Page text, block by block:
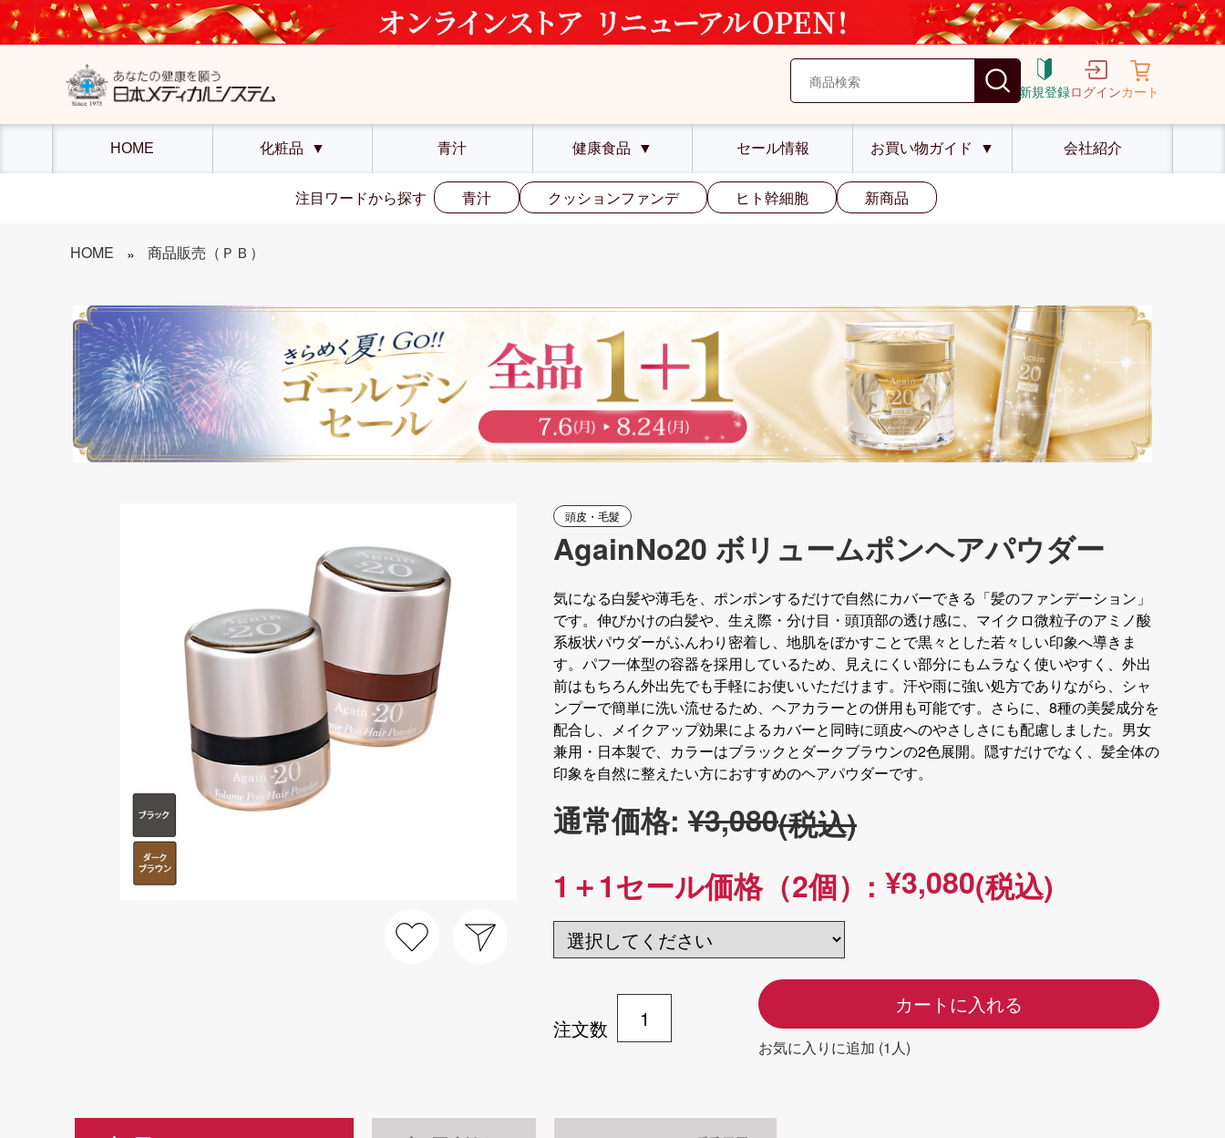
新規登録ログインカート
HOME 化粧品 ▼ 青汁 健康食品 ▼ セール情報 お買い物ガイド ▼ 会社紹介
注目ワードから探す 青汁 クッションファンデ ヒト幹細胞 新商品
HOME » 商品販売（ＰＢ）
頭皮・毛髮
AgainNo20 ボリュームポンヘアパウダー
気になる白髪や薄毛を、ポンポンするだけで自然にカバーできる「髪のファンデーション」
です。伸びかけの白髪や、生え際・分け目・頭頂部の透け感に、マイクロ微粒子のアミノ酸
系板状パウダーがふんわり密着し、地肌をぼかすことで黒々とした若々しい印象へ導きま
す。パフ一体型の容器を採用しているため、見えにくい部分にもムラなく使いやすく、外出
前はもちろん外出先でも手軽にお使いいただけます。汗や雨に強い処方でありながら、シャ
ンプーで簡単に洗い流せるため、ヘアカラーとの併用も可能です。さらに、8種の美髪成分を
配合し、メイクアップ効果によるカバーと同時に頭皮へのやさしさにも配慮しました。男女
兼用・日本製で、カラーはブラックとダークブラウンの2色展開。隠すだけでなく、髪全体の
印象を自然に整えたい方におすすめのヘアパウダーです。
通常価格: ¥3,080(税込)
1＋1セール価格（2個）: ¥3,080(税込)
注文数
カートに入れる
お気に入りに追加 (1人)